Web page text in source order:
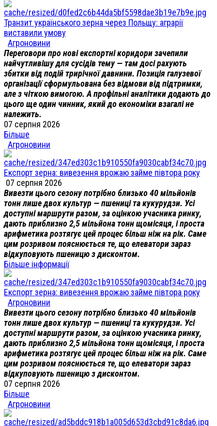
Транзит українського зерна через Польщу: аграрії
виставили умову
Агроновини
Переговори про нові експортні коридори зачепили
найчутливішу для сусідів тему — там досі рахують
збитки від подій трирічної давнини. Позиція галузевої
організації сформульована без відмови від підтримки,
але з чіткою вимогою. А профільні аналітики додають до
цього ще один чинник, який до економіки взагалі не
належить.
07 серпня 2026
Більше
Агроновини
Експорт зерна: вивезення врожаю займе півтора року
07 серпня 2026
Вивезти цього сезону потрібно близько 40 мільйонів
тонн лише двох культур — пшениці та кукурудзи. Усі
доступні маршрути разом, за оцінкою учасника ринку,
дають приблизно 2,5 мільйона тонн щомісяця, і проста
арифметика розтягує цей процес більш ніж на рік. Саме
цим розривом пояснюється те, що елеватори зараз
відкуповують пшеницю з дисконтом.
Більше інформації
Експорт зерна: вивезення врожаю займе півтора року
Агроновини
Вивезти цього сезону потрібно близько 40 мільйонів
тонн лише двох культур — пшениці та кукурудзи. Усі
доступні маршрути разом, за оцінкою учасника ринку,
дають приблизно 2,5 мільйона тонн щомісяця, і проста
арифметика розтягує цей процес більш ніж на рік. Саме
цим розривом пояснюється те, що елеватори зараз
відкуповують пшеницю з дисконтом.
07 серпня 2026
Більше
Агроновини